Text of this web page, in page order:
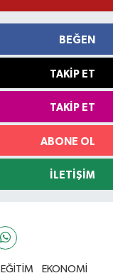
BEĞEN
TAKIP ET
TAKIP ET
ABONE OL
İLETIŞIM
EĞİTİM
EKONOMİ